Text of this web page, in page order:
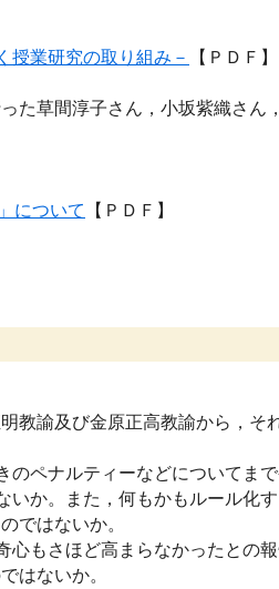
業研究の取り組み－
【ＰＤＦ】
草間淳子さん，小坂紫織さん
について
【ＰＤＦ】
諭及び金原正高教諭から，そ
ペナルティーなどについてまで
か。また，何もかもルール化
ではないか。
もさほど高まらなかったとの
はないか。